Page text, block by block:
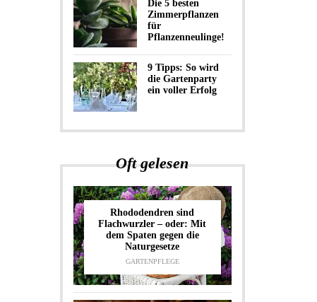
Die 5 besten
Zimmerpflanzen
für
Pflanzenneulinge!
9 Tipps: So wird
die Gartenparty
ein voller Erfolg
Oft gelesen
Rhododendren sind
Flachwurzler – oder: Mit
dem Spaten gegen die
Naturgesetze
GARTENPFLEGE